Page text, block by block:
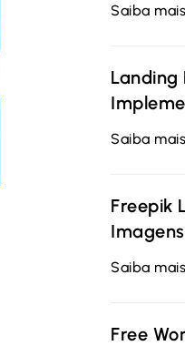
Saiba mais
Landing
Saiba mais
Freepik
Saiba mais
Free